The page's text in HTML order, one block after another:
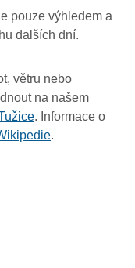
pouze výhledem a
dalších dní.
větru nebo
na našem
. Informace o
.